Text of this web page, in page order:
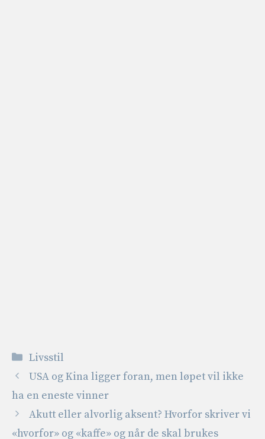
Kategorier
Livsstil
USA og Kina ligger foran, men løpet vil ikke
ha en eneste vinner
Akutt eller alvorlig aksent? Hvorfor skriver vi
«hvorfor» og «kaffe» og når de skal brukes